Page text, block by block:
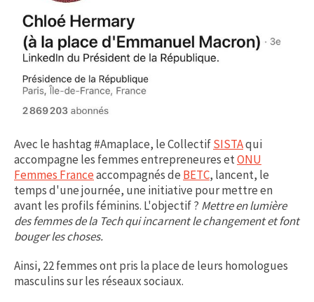
Avec le hashtag #Amaplace, le CollectifSISTAqui
accompagne les femmes entrepreneures etONU
Femmes Franceaccompagnés de BETC, lancent, le
temps d'une journée, une initiative pour mettre en
avant les profils féminins. L'objectif ? Mettre en lumière
des femmes de la Tech qui incarnent le changement et font
bouger les choses.
Ainsi, 22 femmes ont pris la place de leurs homologues
masculins sur les réseaux sociaux.